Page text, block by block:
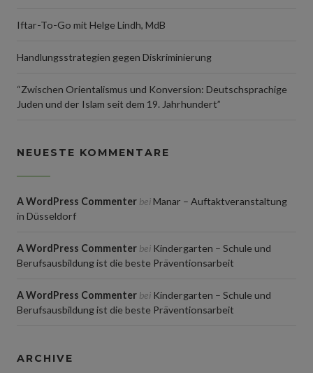
Iftar-To-Go mit Helge Lindh, MdB
Handlungsstrategien gegen Diskriminierung
“Zwischen Orientalismus und Konversion: Deutschsprachige
Juden und der Islam seit dem 19. Jahrhundert”
NEUESTE KOMMENTARE
A WordPress Commenter beiManar – Auftaktveranstaltung
in Düsseldorf
A WordPress Commenter bei Kindergarten – Schule und
Berufsausbildung ist die beste Präventionsarbeit
A WordPress Commenter bei Kindergarten – Schule und
Berufsausbildung ist die beste Präventionsarbeit
ARCHIVE